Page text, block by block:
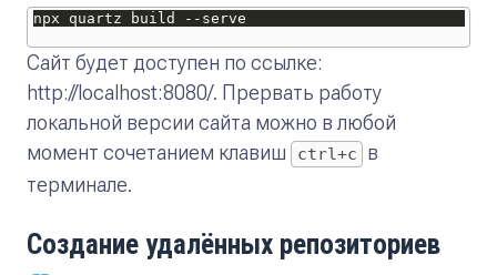
Сайт будет доступен по ссылке:
http://localhost:8080/. Прервать работу
локальной версии сайта можно в любой
момент сочетанием клавиш
ctrl+c
в
терминале.
Создание удалённых репозиториев